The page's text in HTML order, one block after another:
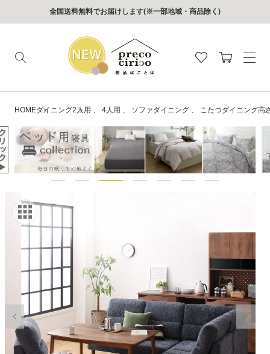
コンテン全国送料無料でお届けします(※一部地域・商品除く)
ー
HOMEダイニング2人用 、 4人用 、 ソファダイニング 、 こたつダイニング高